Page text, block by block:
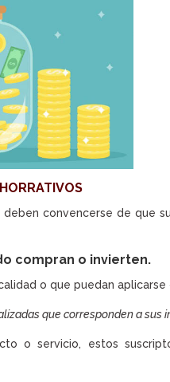
convencerse de que
compran o invierten.
o que puedan
que corresponden a sus
o servicio, estos